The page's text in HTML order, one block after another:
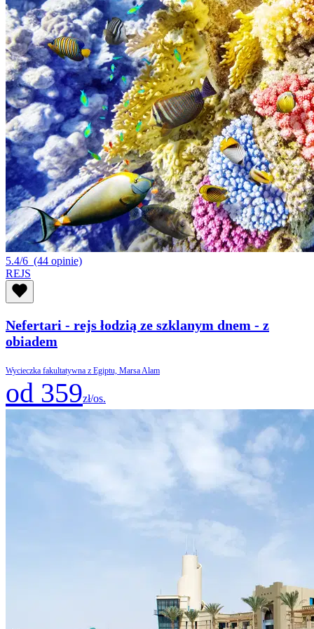
5.4/6 (44 opinie)
REJS
Nefertari - rejs łodzią ze szklanym dnem - z
obiadem
Wycieczka fakultatywna z Egiptu, Marsa Alam
od 359zł/os.